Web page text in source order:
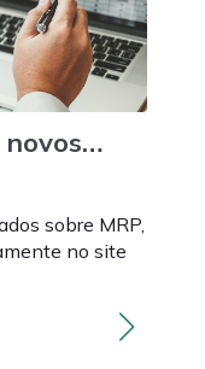
suas
sobre MRP,
no site